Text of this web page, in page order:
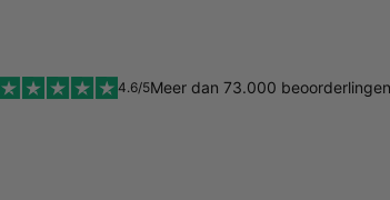
4.6/5Meer dan 73.000 beoorderlingen